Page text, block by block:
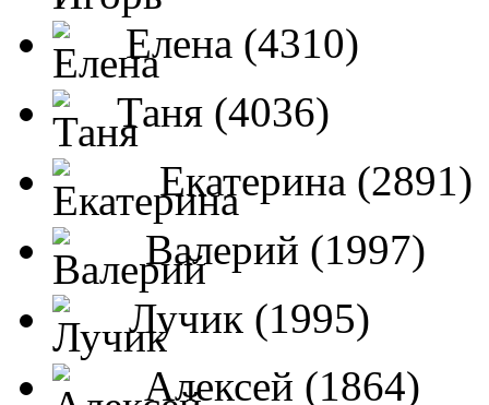
Елена (4310)
Таня (4036)
Екатерина (2891)
Валерий (1997)
Лучик (1995)
Алексей (1864)